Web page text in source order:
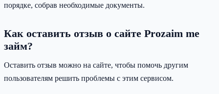
порядке, собрав необходимые документы.
Как оставить отзыв о сайте Prozaim me
займ?
Оставить отзыв можно на сайте, чтобы помочь другим
пользователям решить проблемы с этим сервисом.